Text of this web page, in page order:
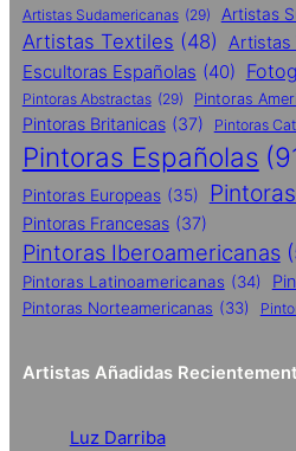
Artistas Sudamericanas (29) Artistas
Artistas Textiles (48) Artistas
Escultoras Españolas (40)
Pintoras Abstractas (29) Pintoras
Pintoras Britanicas (37) Pintoras
Pintoras Españolas
Pintoras Europeas (35)
Pintoras Francesas (37)
Pintoras Iberoamericanas
Pintoras Latinoamericanas (34)
Pintoras Norteamericanas (33)
Artistas Añadidas
Luz Darriba